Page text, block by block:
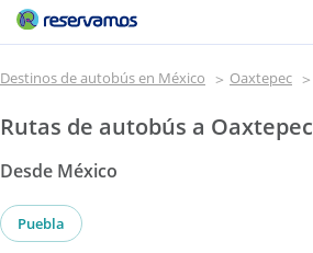
Destinos de autobús en México Oaxtepec
Rutas de autobús a Oaxtepec
Desde México
Puebla